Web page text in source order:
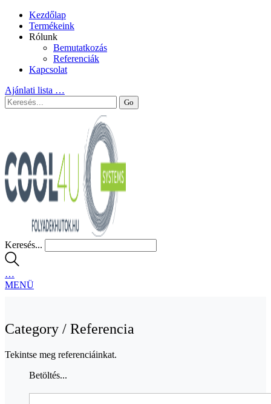
Kezdőlap
Termékeink
Rólunk
Bemutatkozás
Referenciák
Kapcsolat
Ajánlati lista …
Keresés...
…
MENÜ
Category / Referencia
Tekintse meg referenciáinkat.
Betöltés...